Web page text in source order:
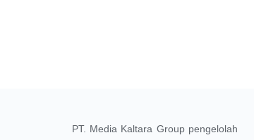
PT. Media Kaltara Group pengelolah